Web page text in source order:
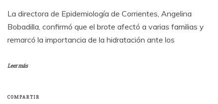
La directora de Epidemiología de Corrientes, Angelina
Bobadilla, confirmó que el brote afectó a varias familias y
remarcó la importancia de la hidratación ante los
Leer más
COMPARTIR